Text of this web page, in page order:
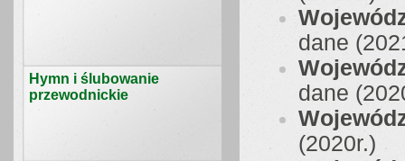
Hymn i ślubowanie
przewodnickie
dane
dane
(2020r.)